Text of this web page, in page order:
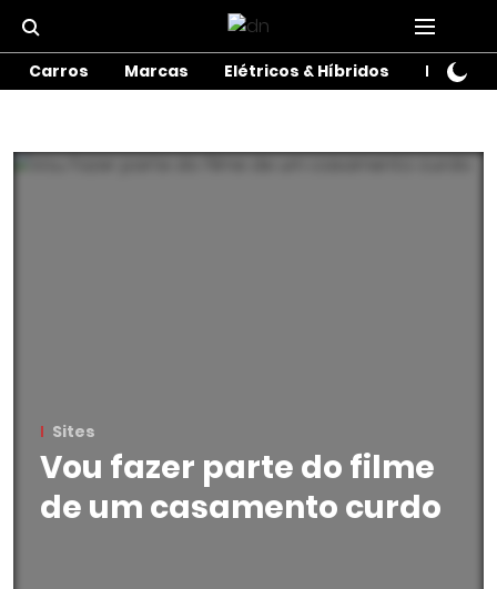
Carros Marcas Elétricos & Híbridos Motos
Sites
Vou fazer parte do filme
de um casamento curdo